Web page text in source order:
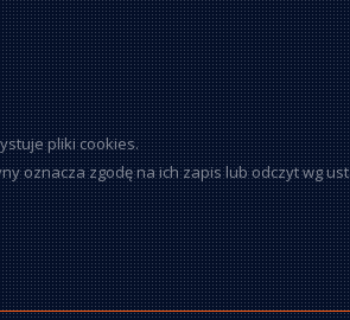
pliki cookies.
oznacza zgodę na ich zapis lub odczyt wg